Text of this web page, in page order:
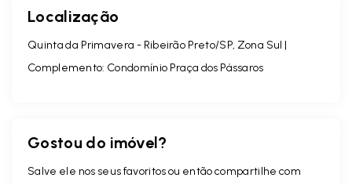
Localização
Quinta da Primavera - Ribeirão Preto/SP, Zona Sul |
Complemento: Condomínio Praça dos Pássaros
Gostou do imóvel?
Salve ele nos seus favoritos ou então compartilhe com